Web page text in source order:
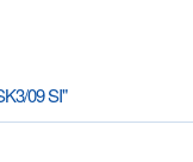
09 SI"